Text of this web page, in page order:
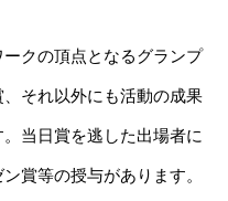
クの頂点となるグランプ
それ以外にも活動の成果
当日賞を逃した出場者に
賞等の授与があります。